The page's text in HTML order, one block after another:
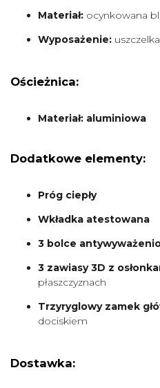
Materiał: ocynkowana
Wyposażenie: uszczelka
Ościeżnica:
Materiał: aluminiowa
Dodatkowe elementy:
Próg ciepły
Wkładka atestowana
3 bolce
3 zawiasy 3D z
płaszczyznach
Trzyryglowy zamek
dociskiem
Dostawka: